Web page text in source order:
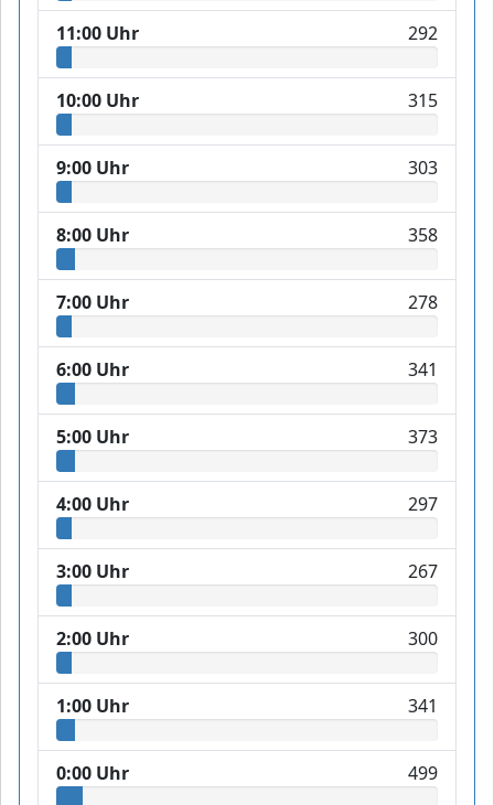
11:00 Uhr 292
10:00 Uhr 315
9:00 Uhr 303
8:00 Uhr 358
7:00 Uhr 278
6:00 Uhr 341
5:00 Uhr 373
4:00 Uhr 297
3:00 Uhr 267
2:00 Uhr 300
1:00 Uhr 341
0:00 Uhr 499